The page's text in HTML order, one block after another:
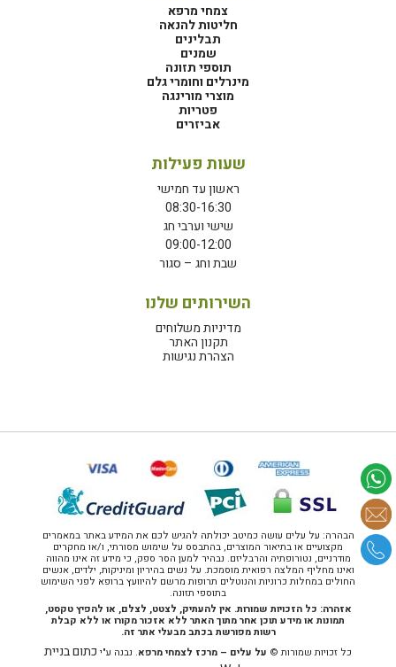
צמחי מרפא
חליטות להנאה
תבלינים
שמנים
תוספי תזונה
מינרלים וחומרי גלם
מוצרי מורינגה
פטריות
אביזרים
שעות פעילות
ראשון עד חמישי
08:30-16:30
שישי וערבי חג
09:00-12:00
שבת וחג – סגור
השירותים שלנו
מדיניות משלוחים
תקנון האתר
הצהרת נגישות
הבהרה: על עלים עושה כמיטב יכולתה להגיש לכם את המידע באתר במאמרים
מקצועיים או בתיאור המוצרים, בהתבסס על שימוש מסורתי, ו/או מחקרים
מודרניים, נטורופתיה והרבליזם. נבהיר למען הסר ספק, כי מידע זה אינו מהווה
ואינו מחליף המלצה רפואית מוסמכת. על נשים בהיריון ומיניקות, ילדים, אנשים
החולים במחלות כרוניות והנוטלים תרופות מרשם להיוועץ ברופא לפני השימוש
בתוספי תזונה.
אזהרה: כל הזכויות שמורות. אין להעתיק, לצטט, לצלם, או להפיץ טקסט,
תמונות או מידע תוכן אחר מתוך האתר ללא אזכור מקורו או ללא קבלת
רשות מפורשת בכתב מבעלי אתר זה.
כל זכויות שמורות © על עלים – מרכז לצמחי מרפא. נבנה ע"יכתום בניית